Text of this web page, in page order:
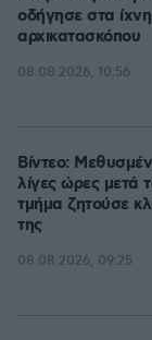
οδήγησε στα
αρχικατασκόπου
08.08.2026, 10:56
Βίντεο:
λίγες ώρες μετά
τμήμα ζητούσε
της
08.08.2026, 09:25